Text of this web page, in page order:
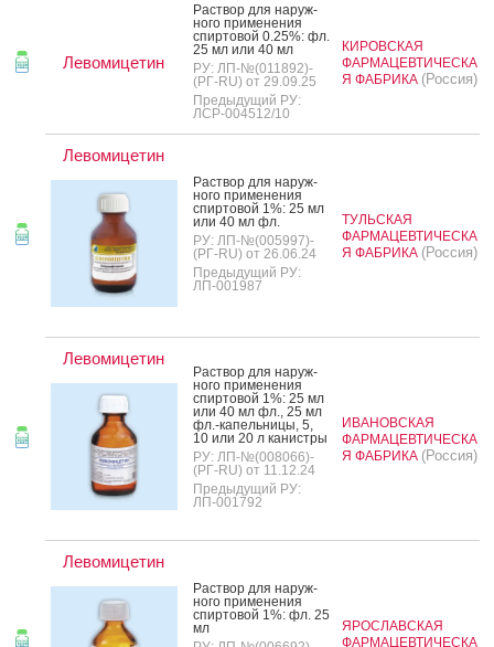
Левомицетин
Рас­твор для на­руж­
но­го при­мене­ния
спир­то­вой 0.25%: фл.
25 мл или 40 мл
РУ: ЛП-№(011892)-
(РГ-RU) от 29.09.25
Предыдущий РУ:
ЛСР-004512/10
КИРОВСКАЯ
ФАРМАЦЕВТИЧЕСКА
Я ФАБРИКА (Россия)
Левомицетин
Рас­твор для на­руж­
но­го при­мене­ния
спир­то­вой 1%: 25 мл
или 40 мл фл.
РУ: ЛП-№(005997)-
(РГ-RU) от 26.06.24
Предыдущий РУ:
ЛП-001987
ТУЛЬСКАЯ
ФАРМАЦЕВТИЧЕСКА
Я ФАБРИКА (Россия)
Левомицетин
Рас­твор для на­руж­
но­го при­мене­ния
спир­то­вой 1%: 25 мл
или 40 мл фл., 25 мл
фл.-ка­пель­ни­цы, 5,
10 или 20 л ка­нис­тры
РУ: ЛП-№(008066)-
(РГ-RU) от 11.12.24
Предыдущий РУ:
ЛП-001792
ИВАНОВСКАЯ
ФАРМАЦЕВТИЧЕСКА
Я ФАБРИКА (Россия)
Левомицетин
Рас­твор для на­руж­
но­го при­мене­ния
спир­то­вой 1%: фл. 25
мл
ЯРОСЛАВСКАЯ
ФАРМАЦЕВТИЧЕСКА